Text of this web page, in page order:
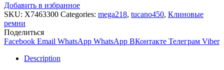
Добавить в избранное
SKU: X7463300 Categories: mega218, tucano450, Клиновые
ремни
Поделиться
Facebook Email WhatsApp WhatsApp ВКонтакте Телеграм Viber
Description